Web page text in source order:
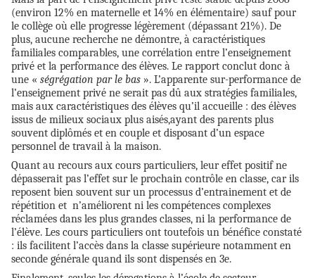
(environ 12% en maternelle et 14% en élémentaire) sauf pour
le collège où elle progresse légèrement (dépassant 21%). De
plus, aucune recherche ne démontre, à caractéristiques
familiales comparables, une corrélation entre l’enseignement
privé et la performance des élèves. Le rapport conclut donc à
une « ségrégation par le bas ». L’apparente sur-performance de
l’enseignement privé ne serait pas dû aux stratégies familiales,
mais aux caractéristiques des élèves qu’il accueille : des élèves
issus de milieux sociaux plus aisés,ayant des parents plus
souvent diplômés et en couple et disposant d’un espace
personnel de travail à la maison.
Quant au recours aux cours particuliers, leur effet positif ne
dépasserait pas l’effet sur le prochain contrôle en classe, car ils
reposent bien souvent sur un processus d’entrainement et de
répétition et n’améliorent ni les compétences complexes
réclamées dans les plus grandes classes, ni la performance de
l’élève. Les cours particuliers ont toutefois un bénéfice constaté
: ils facilitent l’accès dans la classe supérieure notamment en
seconde générale quand ils sont dispensés en 3e.